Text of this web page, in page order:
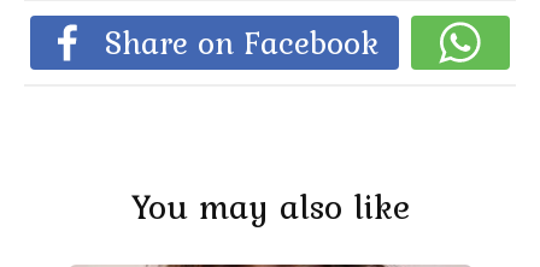
Share on Facebook
You may also like